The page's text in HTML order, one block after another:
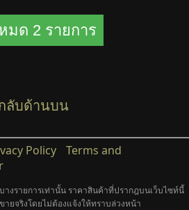
มด 2 รายการ
ลับด้านบน
Policy
Terms and
งรายการเท่านั้น ราคาสินค้าที่ปรากฎบนเว็บไซท์นี้
ยจริงโดยไม่ต้องแจ้งให้ทราบล่วงหน้า